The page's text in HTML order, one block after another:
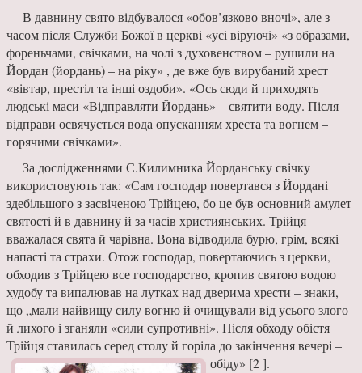
В давнину свято відбува­лося «обов’язково вночі», але з
часом після Служби Божої в церкві «усі віруючі» «з образа­ми,
фореньчами, свічками, на чолі з духовенством – руши­ли на
Йордан (йордань) – на ріку» , де вже був вирубаний хрест
«вівтар, престіл та інші оздоби». «Ось сюди й прихо­дять
людські маси «Відправ­ляти Йордань» – святити воду. Після
відправи освячується вода опусканням хреста та вогнем –
горячими свічками».
За дослідження­ми С.Килимника Йорданську свіч­ку
використовують так: «Сам господар повертався з Йорда­ні
здебільшого з за­свіченою Трійцею, бо це був основний амулет
святості й в давнину й за ча­сів християнських. Трійця
вважалася свята й чарівна. Вона відводила бурю, грім, всякі
напасті та страхи. Отож госпо­дар, повертаючись з церкви,
обходив з Трійцею все гос­подарство, кропив святою водою
худо­бу та випалював на лутках над дверима хрести – знаки,
що „мали найвищу силу вогню й очищували від усього злого
й лихого і зганяли «сили супро­тивні». Після обходу обістя
Трійця ставилась серед столу й горіла до закінчення вечері –
обіду» [2 ].